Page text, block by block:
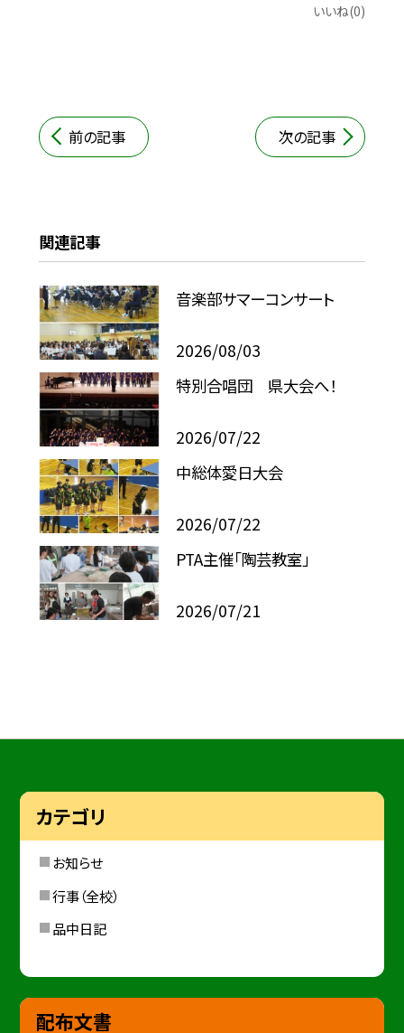
いいね(0)
前の記事 次の記事
関連記事
音楽部サマーコンサート
2026/08/03
特別合唱団 県大会へ！
2026/07/22
中総体愛日大会
2026/07/22
PTA主催「陶芸教室」
2026/07/21
カテゴリ
お知らせ
行事（全校）
品中日記
配布文書